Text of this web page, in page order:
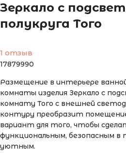
Зеркало с
полукруга Того
1 отзыв
17879990
Размещение в интерьере
комнаты изделия Зеркало с
комнату Того с внешней
контуру преобразит
вариант для того, чтобы
функциональным, безопасным в
уютным.